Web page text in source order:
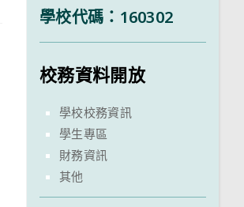
學校代碼：160302
校務資料開放
學校校務資訊
學生專區
財務資訊
其他